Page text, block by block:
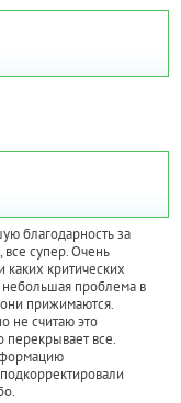
благодарность за
супер. Очень
критических
проблема в
прижимаются.
не считаю это
перекрывает все.